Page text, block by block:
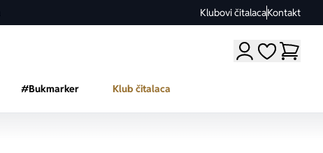
Klubovi čitalacaKontakt
Moji omiljeni
#Bukmarker Klub čitalaca